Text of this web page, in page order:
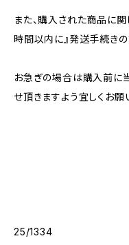
また、購入された商品に
時間以内に』発送手続きの
お急ぎの場合は購入前に
せ頂きますよう宜しくお願
25/1334